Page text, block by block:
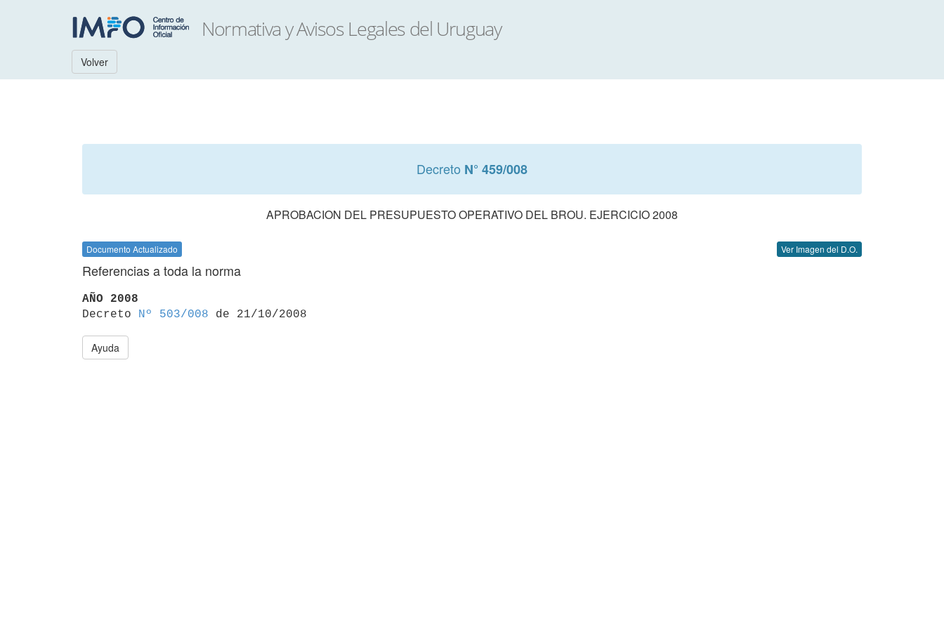
Volver
Decreto N° 459/008
APROBACION DEL PRESUPUESTO OPERATIVO DEL BROU. EJERCICIO 2008
Documento Actualizado Ver Imagen del D.O.
Referencias a toda la norma
AÑO 2008
Decreto
Nº 503/008
Ayuda